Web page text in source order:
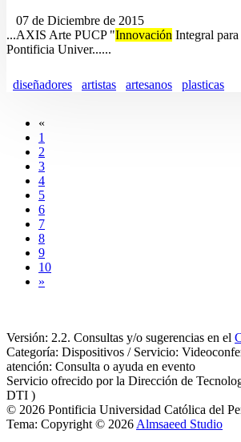
07 de Diciembre de 2015
...AXIS Arte PUCP "Innovación Integral
Pontificia Univer......
diseñadores artistas artesanos plasticas
«
1
2
3
4
5
6
7
8
9
10
»
Versión: 2.2. Consultas y/o sugerencias en el
Categoría: Dispositivos / Servicio:
atención: Consulta o ayuda en evento
Servicio ofrecido por la Dirección de
DTI )
© 2026 Pontificia Universidad Católica del
Tema: Copyright © 2026 Almsaeed Studio